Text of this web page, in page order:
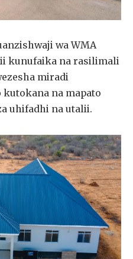
wa WMA
kunufaika na rasilimali
miradi
na mapato
uhifadhi na utalii.